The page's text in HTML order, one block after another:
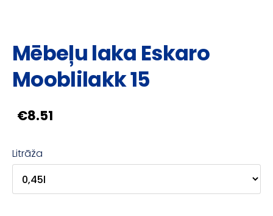
Mēbeļu laka Eskaro
Mooblilakk 15
€8.51
Litrāža